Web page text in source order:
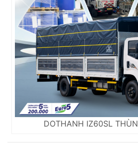
DOTHANH IZ60SL